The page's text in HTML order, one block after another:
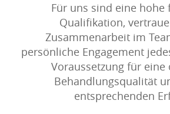
Für uns sind eine hohe
Qualifikation,
Zusammenarbeit im
persönliche Engagement
Voraussetzung für
Behandlungsqualität
entsprechenden